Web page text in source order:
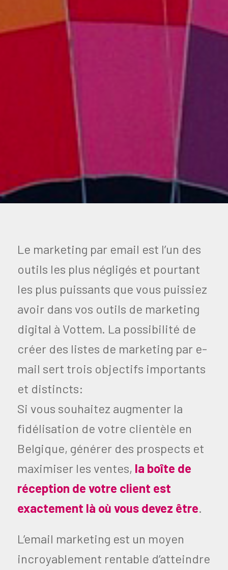
Le marketing par email est l’un des
outils les plus négligés et pourtant
les plus puissants que vous puissiez
avoir dans vos outils de marketing
digital à Vottem. La possibilité de
créer des listes de marketing par e-
mail sert trois objectifs importants
et distincts:
Si vous souhaitez augmenter la
fidélisation de votre clientèle en
Belgique, générer des prospects et
maximiser les ventes, la boîte de
réception de votre client est
exactement là où vous devez être.
L’email marketing est un moyen
incroyablement rentable d’atteindre